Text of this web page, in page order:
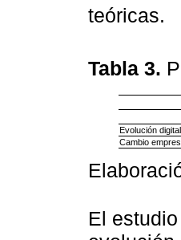
teóricas.
Tabla 3.
Evolución digital
Cambio
El